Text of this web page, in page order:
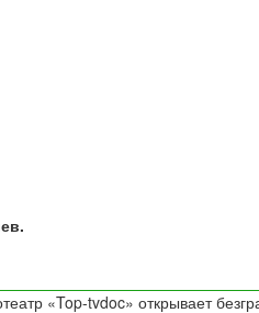
«Top-tvdoc» открывает